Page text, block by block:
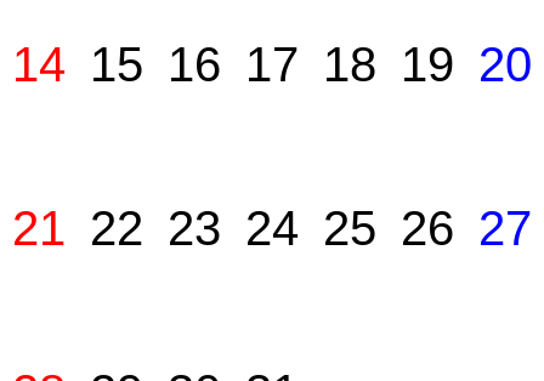
14 15 16 17 18 19 20
21 22 23 24 25 26 27